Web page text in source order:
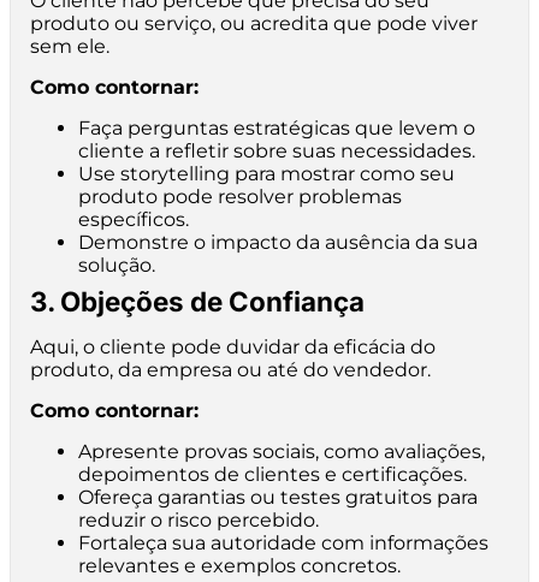
produto ou serviço, ou acredita que pode viver
sem ele.
Como contornar:
Faça perguntas estratégicas que levem o
cliente a refletir sobre suas necessidades.
Use storytelling para mostrar como seu
produto pode resolver problemas
específicos.
Demonstre o impacto da ausência da sua
solução.
3. Objeções de Confiança
Aqui, o cliente pode duvidar da eficácia do
produto, da empresa ou até do vendedor.
Como contornar:
Apresente provas sociais, como avaliações,
depoimentos de clientes e certificações.
Ofereça garantias ou testes gratuitos para
reduzir o risco percebido.
Fortaleça sua autoridade com informações
relevantes e exemplos concretos.